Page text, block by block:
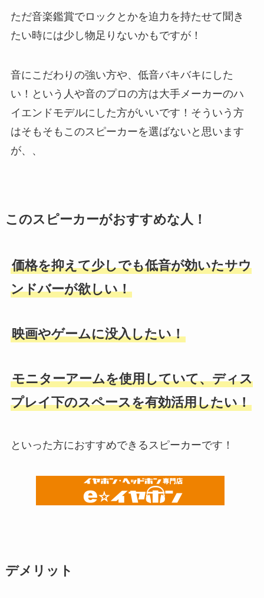
ただ音楽鑑賞でロックとかを迫力を持たせて聞き
たい時には少し物足りないかもですが！
音にこだわりの強い方や、低音バキバキにした
い！という人や音のプロの方は大手メーカーのハ
イエンドモデルにした方がいいです！そういう方
はそもそもこのスピーカーを選ばないと思います
が、、
このスピーカーがおすすめな人！
価格を抑えて少しでも低音が効いたサウ
ンドバーが欲しい！
映画やゲームに没入したい！
モニターアームを使用していて、ディス
プレイ下のスペースを有効活用したい！
といった方におすすめできるスピーカーです！
デメリット